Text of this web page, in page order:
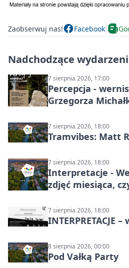
Zaobserwuj nas! Facebook
Nadchodzące
7 sierpnia 2026, 17:00
Percepcja -
Grzegorza
7 sierpnia 2026, 18:00
Tramvibes: Matt
7 sierpnia 2026, 18:00
Interpretacje -
zdjęć miesiąca,
Fotograficznego
7 sierpnia 2026, 18:00
INTERPRETACJE
8 sierpnia 2026, 00:00
Pod Vałką Party